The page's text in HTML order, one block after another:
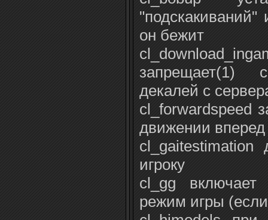
"подскакиваний"
он бежит
запрещает(1)
декалей с
cl_forwardspeed
движении вперед
cl_gaitestimation
игроку
cl_gg включает
режим игры